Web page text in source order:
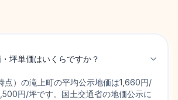
坪単価はいくらですか？
点）の滝上町の平均公示地価は1,660円/
円/坪です。国土交通省の地価公示に